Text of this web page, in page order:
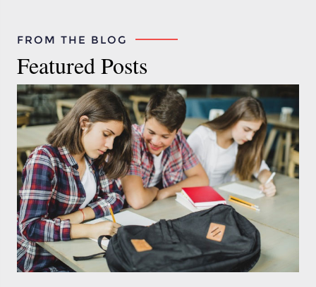
FROM THE BLOG
Featured Posts